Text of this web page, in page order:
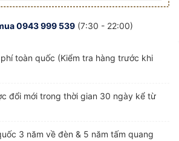
0943 999 539 (7:30 - 22:00)
toàn quốc (Kiểm tra hàng trước khi
đổi mới trong thời gian 30 ngày kể từ
3 năm về đèn & 5 năm tấm quang